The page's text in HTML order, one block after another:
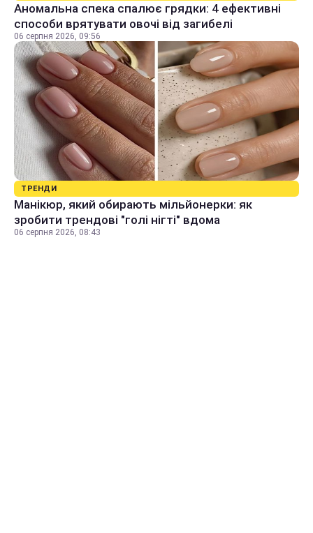
Аномальна спека спалює грядки: 4 ефективні
способи врятувати овочі від загибелі
06 серпня 2026, 09:56
ТРЕНДИ
Манікюр, який обирають мільйонерки: як
зробити трендові "голі нігті" вдома
06 серпня 2026, 08:43